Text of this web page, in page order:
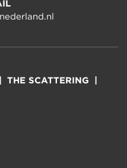
THE SCATTERING